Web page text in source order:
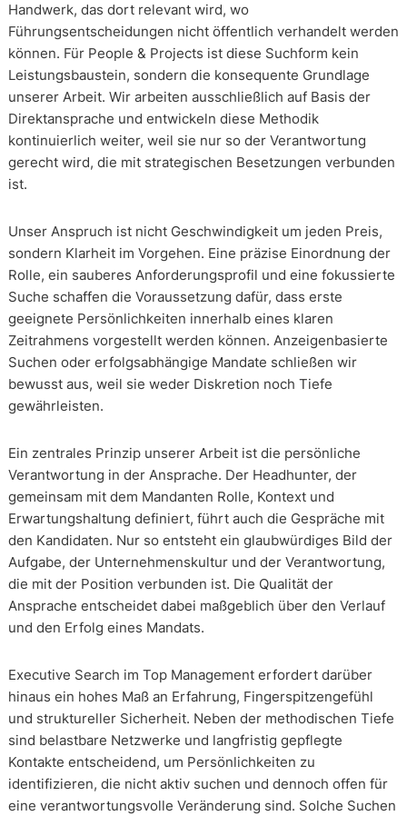
Handwerk, das dort relevant wird, wo
Führungsentscheidungen nicht öffentlich verhandelt werden
können. Für People & Projects ist diese Suchform kein
Leistungsbaustein, sondern die konsequente Grundlage
unserer Arbeit. Wir arbeiten ausschließlich auf Basis der
Direktansprache und entwickeln diese Methodik
kontinuierlich weiter, weil sie nur so der Verantwortung
gerecht wird, die mit strategischen Besetzungen verbunden
ist.
Unser Anspruch ist nicht Geschwindigkeit um jeden Preis,
sondern Klarheit im Vorgehen. Eine präzise Einordnung der
Rolle, ein sauberes Anforderungsprofil und eine fokussierte
Suche schaffen die Voraussetzung dafür, dass erste
geeignete Persönlichkeiten innerhalb eines klaren
Zeitrahmens vorgestellt werden können. Anzeigenbasierte
Suchen oder erfolgsabhängige Mandate schließen wir
bewusst aus, weil sie weder Diskretion noch Tiefe
gewährleisten.
Ein zentrales Prinzip unserer Arbeit ist die persönliche
Verantwortung in der Ansprache. Der Headhunter, der
gemeinsam mit dem Mandanten Rolle, Kontext und
Erwartungshaltung definiert, führt auch die Gespräche mit
den Kandidaten. Nur so entsteht ein glaubwürdiges Bild der
Aufgabe, der Unternehmenskultur und der Verantwortung,
die mit der Position verbunden ist. Die Qualität der
Ansprache entscheidet dabei maßgeblich über den Verlauf
und den Erfolg eines Mandats.
Executive Search im Top Management erfordert darüber
hinaus ein hohes Maß an Erfahrung, Fingerspitzengefühl
und struktureller Sicherheit. Neben der methodischen Tiefe
sind belastbare Netzwerke und langfristig gepflegte
Kontakte entscheidend, um Persönlichkeiten zu
identifizieren, die nicht aktiv suchen und dennoch offen für
eine verantwortungsvolle Veränderung sind. Solche Suchen